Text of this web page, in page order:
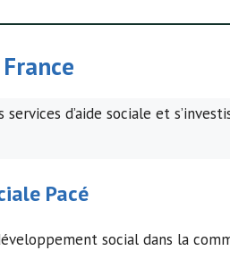
d’aide sociale et
Pacé
social dans la